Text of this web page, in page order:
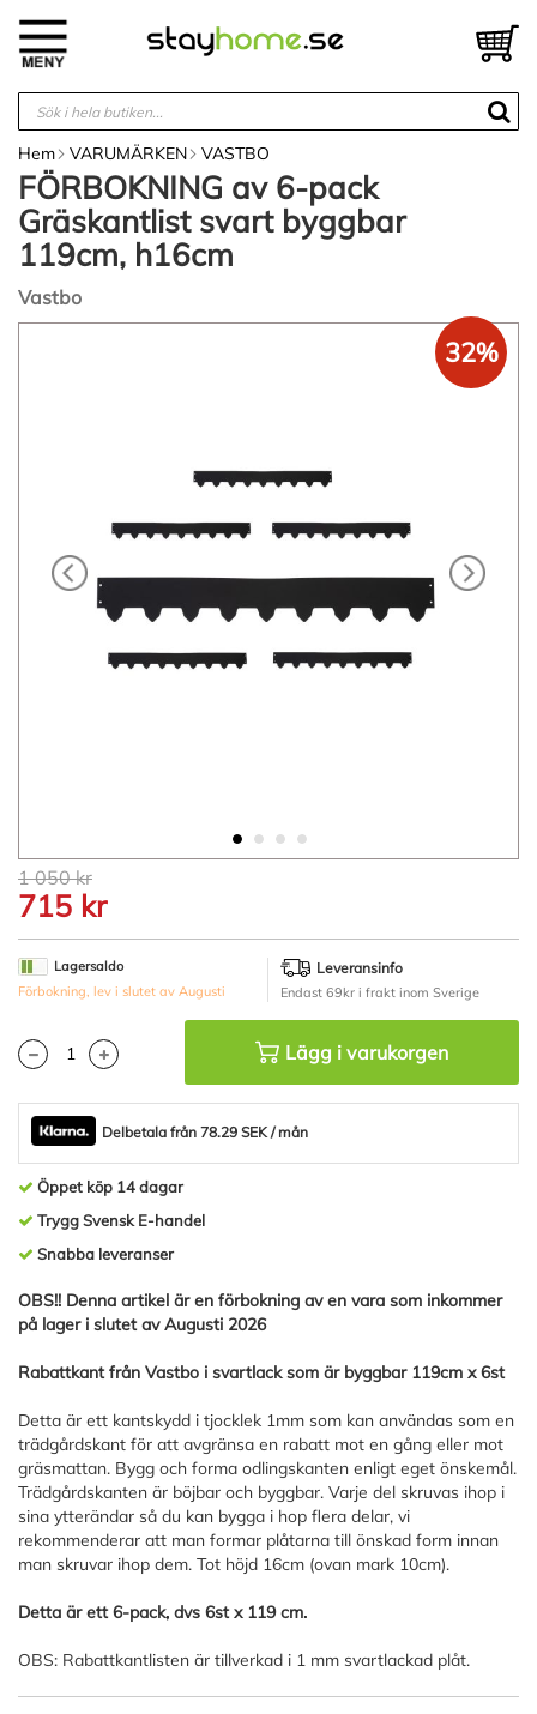
innehållet
Hem VARUMÄRKEN VASTBO
FÖRBOKNING av 6-pack
Gräskantlist svart byggbar
119cm, h16cm
Vastbo
Hoppa
till
början
av
bildgalleriet
32%
1 050 kr
715 kr
Lagersaldo
Förbokning, lev i slutet av Augusti
Leveransinfo
Endast 69kr i frakt inom Sverige
Lägg i varukorgen
Delbetala från 78.29 SEK / mån
Öppet köp 14 dagar
Trygg Svensk E-handel
Snabba leveranser
OBS!! Denna artikel är en förbokning av en vara som inkommer
på lager i slutet av Augusti 2026
Rabattkant från Vastbo i svartlack som är byggbar 119cm x 6st
Detta är ett kantskydd i tjocklek 1mm som kan användas som en
trädgårdskant för att avgränsa en rabatt mot en gång eller mot
gräsmattan. Bygg och forma odlingskanten enligt eget önskemål.
Trädgårdskanten är böjbar och byggbar. Varje del skruvas ihop i
sina ytterändar så du kan bygga i hop flera delar, vi
rekommenderar att man formar plåtarna till önskad form innan
man skruvar ihop dem. Tot höjd 16cm (ovan mark 10cm).
Detta är ett 6-pack, dvs 6st x 119 cm.
OBS: Rabattkantlisten är tillverkad i 1 mm svartlackad plåt.